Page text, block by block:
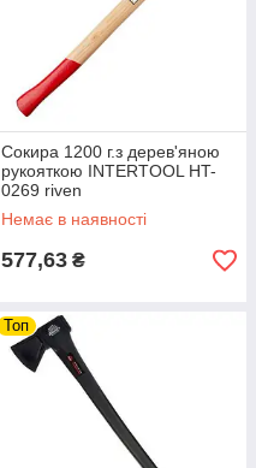
Сокира 1200 г.з дерев'яною
рукояткою INTERTOOL HT-
0269 riven
Немає в наявності
577,63 ₴
Топ